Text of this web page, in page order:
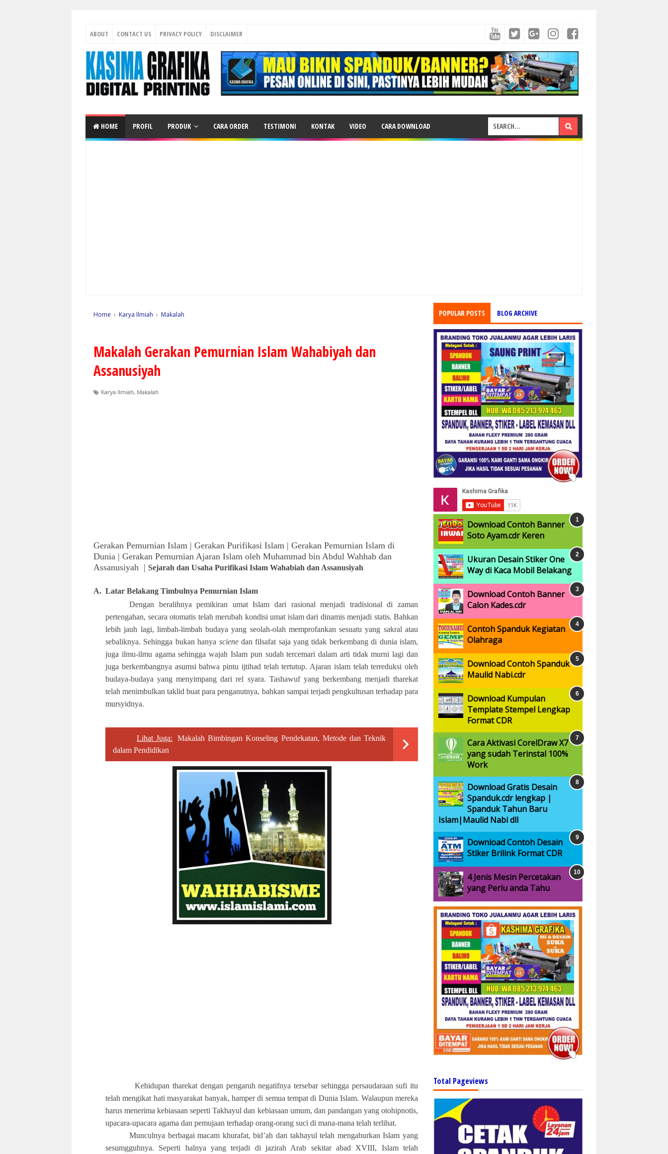
ABOUT CONTACT US PRIVACY POLICY DISCLAIMER
HOME PROFIL PRODUK CARA ORDER TESTIMONI KONTAK VIDEO CARA DOWNLOAD
Home › Karya Ilmiah › Makalah
Makalah Gerakan Pemurnian Islam Wahabiyah dan
Assanusiyah
Karya Ilmiah, Makalah
Gerakan Pemurnian Islam | Gerakan Purifikasi Islam | Gerakan Pemurnian Islam di
Dunia | Gerakan Pemurnian Ajaran Islam oleh Muhammad bin Abdul Wahhab dan
Assanusiyah | Sejarah dan Usaha Purifikasi Islam Wahabiah dan Assanusiyah
A. Latar Belakang Timbulnya Pemurnian Islam
Dengan beralihnya pemikiran umat Islam dari rasional menjadi tradisional di zaman
pertengahan, secara otomatis telah merubah kondisi umat islam dari dinamis menjadi statis. Bahkan
lebih jauh lagi, limbah-limbah budaya yang seolah-olah memprofankan sesuatu yang sakral atau
sebaliknya. Sehingga bukan hanya sciene dan filsafat saja yang tidak berkembang di dunia islam,
juga ilmu-ilmu agama sehingga wajah Islam pun sudah tercemari dalam arti tidak murni lagi dan
juga berkembangnya asumsi bahwa pintu ijtihad telah tertutup. Ajaran islam telah terreduksi oleh
budaya-budaya yang menyimpang dari rel syara. Tashawuf yang berkembang menjadi tharekat
telah menimbulkan taklid buat para penganutnya, bahkan sampai terjadi pengkultusan terhadap para
mursyidnya.
Lihat Juga:
Makalah Bimbingan Konseling Pendekatan, Metode dan Teknik
dalam Pendidikan
Kehidupan tharekat dengan pengaruh negatifnya tersebar sehingga persaudaraan sufi itu
telah mengikat hati masyarakat banyak, hamper di semua tempat di Dunia Islam. Walaupun mereka
harus menerima kebiasaan seperti Takhayul dan kebiasaan umum, dan pandangan yang otohipnotis,
upacara-upacara agama dan pemujaan terhadap orang-orang suci di mana-mana telah terlihat.
Munculnya berbagai macam khurafat, bid’ah dan takhayul telah mengaburkan Islam yang
sesumgguhnya. Seperti halnya yang terjadi di jazirah Arab sekitar abad XVIII, Islam telah
POPULAR POSTS BLOG ARCHIVE
Download Contoh Banner
Soto Ayam.cdr Keren
Ukuran Desain Stiker One
Way di Kaca Mobil Belakang
Download Contoh Banner
Calon Kades.cdr
Contoh Spanduk Kegiatan
Olahraga
Download Contoh Spanduk
Maulid Nabi.cdr
Download Kumpulan
Template Stempel Lengkap
Format CDR
Cara Aktivasi CorelDraw X7
yang sudah Terinstal 100%
Work
Download Gratis Desain
Spanduk.cdr lengkap |
Spanduk Tahun Baru
Islam|Maulid Nabi dll
Download Contoh Desain
Stiker Brilink Format CDR
4 Jenis Mesin Percetakan
yang Perlu anda Tahu
Total Pageviews